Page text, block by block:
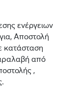
ενέργειων
Αποστολή
κατάσταση
από
,